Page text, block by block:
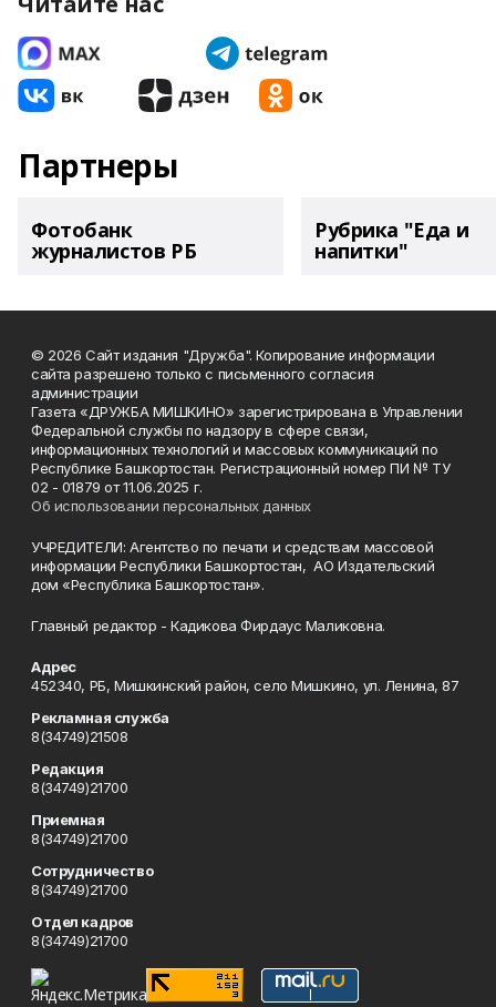
Партнеры
Фотобанк
журналистов РБ
Рубрика "Еда и
напитки"
© 2026 Сайт издания "Дружба". Копирование информации
сайта разрешено только с письменного согласия
администрации
Газета «ДРУЖБА МИШКИНО» зарегистрирована в Управлении
Федеральной службы по надзору в сфере связи,
информационных технологий и массовых коммуникаций по
Республике Башкортостан. Регистрационный номер ПИ № ТУ
02 - 01879 от 11.06.2025 г.
Об использовании персональных данных
УЧРЕДИТЕЛИ: Агентство по печати и средствам массовой
информации Республики Башкортостан, АО Издательский
дом «Республика Башкортостан».
Главный редактор - Кадикова Фирдаус Маликовна.
Адрес
452340, РБ, Мишкинский район, село Мишкино, ул. Ленина, 87
Рекламная служба
8(34749)21508
Редакция
8(34749)21700
Приемная
8(34749)21700
Сотрудничество
8(34749)21700
Отдел кадров
8(34749)21700